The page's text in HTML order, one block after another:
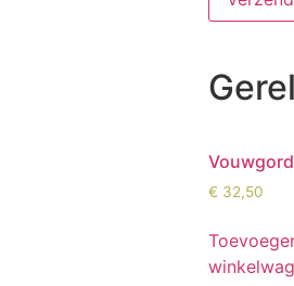
€ 32,50